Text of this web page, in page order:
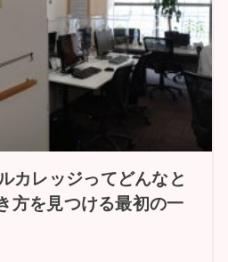
カレッジってどんなと
方を見つける最初の一